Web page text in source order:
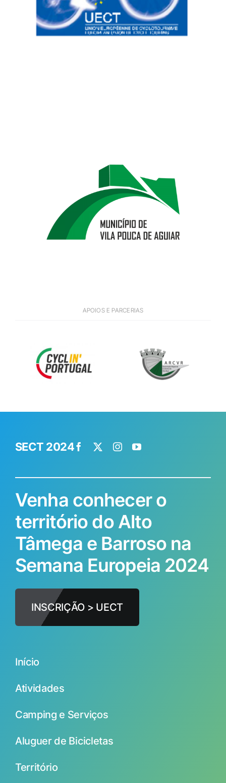
APOIOS E PARCERIAS
SECT 2024
Venha conhecer o
território do Alto
Tâmega e Barroso na
Semana Europeia 2024
INSCRIÇÃO > UECT
Início
Atividades
Camping e Serviços
Aluguer de Bicicletas
Território